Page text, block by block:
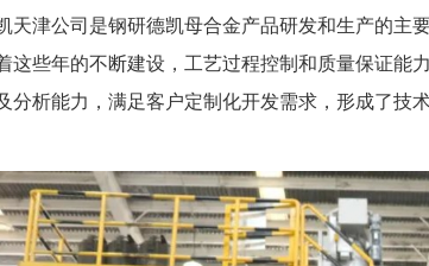
天津公司是钢研德凯母合金产品研发和生产的主
这些年的不断建设，工艺过程控制和质量保证能
分析能力，满足客户定制化开发需求，形成了技